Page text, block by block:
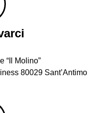
“Il Molino”
80029 Sant’Antimo